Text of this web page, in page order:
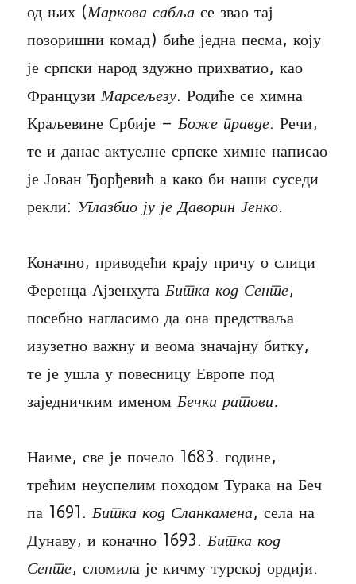
од њих (Маркова сабља се звао тај
позоришни комад) биће једна песма, коју
је српски народ здужно прихватио, као
Французи Марсељезу. Родиће се химна
Краљевине Србије – Боже правде. Речи,
те и данас актуелне српске химне написао
је Јован Ђорђевић а како би наши суседи
рекли: Углазбио ју је Даворин Јенко.
Коначно, приводећи крају причу о слици
Ференца Ајзенхута Битка код Сенте,
посебно нагласимо да она предстваља
изузетно важну и веома значајну битку,
те је ушла у повесницу Европе под
заједничким именом Бечки ратови.
Наиме, све је почело 1683. године,
трећим неуспелим походом Турака на Беч
па 1691. Битка код Сланкамена, села на
Дунаву, и коначно 1693. Битка код
Сенте, сломила је кичму турској ордији.